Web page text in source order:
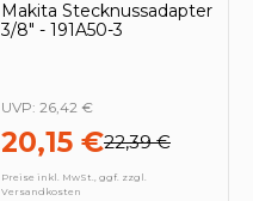
Makita Stecknussadapter
3/8" - 191A50-3
20,15 €22,39 €
UVP: 26,42 €
Preise inkl. MwSt., ggf. zzgl.
Versandkosten